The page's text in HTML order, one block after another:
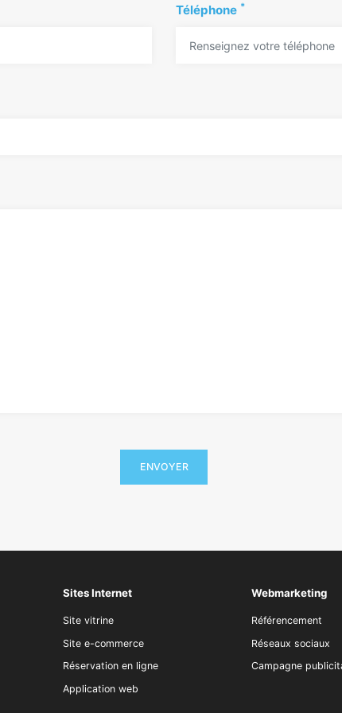
Téléphone *
Sites Internet
Site vitrine
Site e-commerce
Réservation en ligne
Application web
Webmarketing
Référencement
Réseaux sociaux
Campagne